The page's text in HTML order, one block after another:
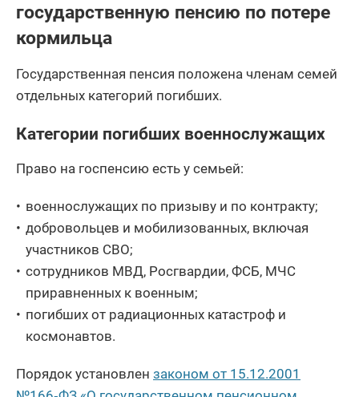
государственную пенсию по потере
кормильца
Государственная пенсия положена членам семей
отдельных категорий погибших.
Категории погибших военнослужащих
Право на госпенсию есть у семьей:
военнослужащих по призыву и по контракту;
добровольцев и мобилизованных, включая
участников СВО;
сотрудников МВД, Росгвардии, ФСБ, МЧС
приравненных к военным;
погибших от радиационных катастроф и
космонавтов.
Порядок установлен законом от 15.12.2001